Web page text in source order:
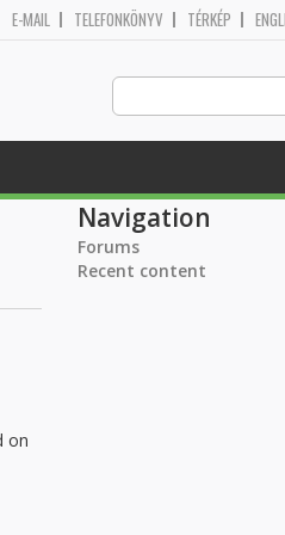
E-MAIL TELEFONKÖNYV TÉRKÉP
on
Navigation
Forums
Recent content